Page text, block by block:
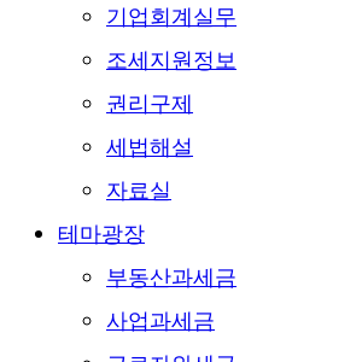
기업회계실무
조세지원정보
권리구제
세법해설
자료실
테마광장
부동산과세금
사업과세금